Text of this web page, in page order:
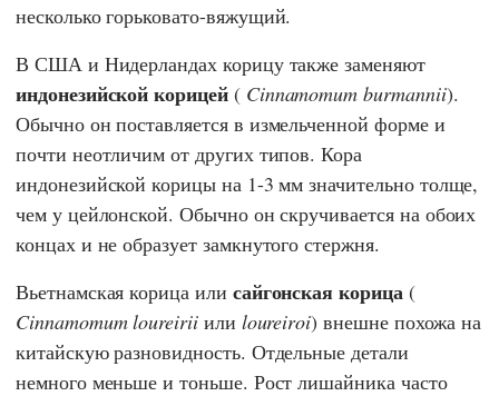
несколько горьковато-вяжущий.
В США и Нидерландах корицу также заменяют
индонезийской корицей( Cinnamomum burmannii).
Обычно он поставляется в измельченной форме и
почти неотличим от других типов. Кора
индонезийской корицы на 1-3 мм значительно толще,
чем у цейлонской. Обычно он скручивается на обоих
концах и не образует замкнутого стержня.
Вьетнамская корица или сайгонская корица(
Cinnamomum loureiriiили loureiroi) внешне похожа на
китайскую разновидность. Отдельные детали
немного меньше и тоньше. Рост лишайника часто